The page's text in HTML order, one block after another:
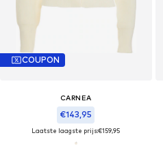
COUPON
CARNEA
€143,95
Laatste laagste prijs:€159,95